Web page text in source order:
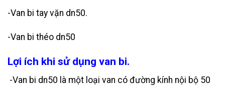
-Van bi tay vặn dn50.
-Van bi théo dn50
Lợi ích khi sử dụng van bi.
-Van bi dn50 là một loại van có đường kính nội bộ 50